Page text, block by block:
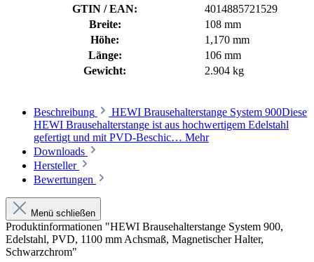
GTIN / EAN:
4014885721529
Breite:
108 mm
Höhe:
1,170 mm
Länge:
106 mm
Gewicht:
2.904 kg
Beschreibung
HEWI Brausehalterstange System 900Diese
HEWI Brausehalterstange ist aus hochwertigem Edelstahl
gefertigt und mit PVD-Beschic… Mehr
Downloads
Hersteller
Bewertungen
Menü schließen
Produktinformationen "HEWI Brausehalterstange System 900,
Edelstahl, PVD, 1100 mm Achsmaß, Magnetischer Halter,
Schwarzchrom"